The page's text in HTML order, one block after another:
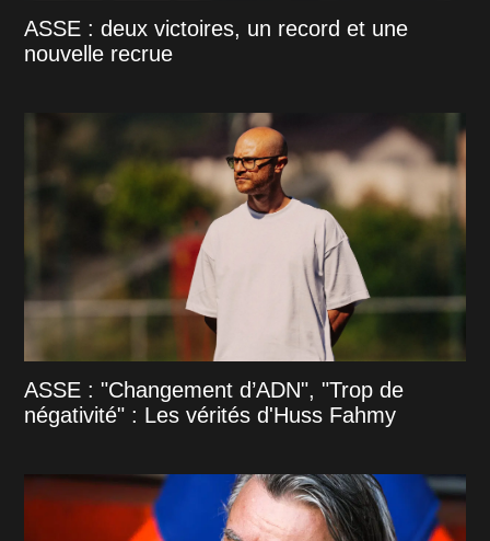
ASSE : deux victoires, un record et une
nouvelle recrue
ASSE : "Changement d’ADN", "Trop de
négativité" : Les vérités d'Huss Fahmy